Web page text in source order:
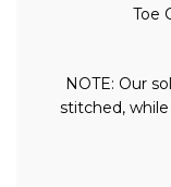
Toe
NOTE: Our
stitched,